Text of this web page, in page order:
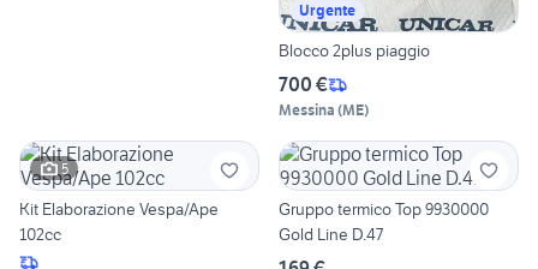
Urgente
Blocco 2plus piaggio
700 €
Messina (ME)
5
Kit Elaborazione Vespa/Ape
102cc
Gruppo termico Top 9930000
Gold Line D.47